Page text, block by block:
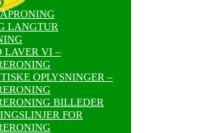
LANGTUR
LAVER VI –
OPLYSNINGER –
BILLEDER
FOR